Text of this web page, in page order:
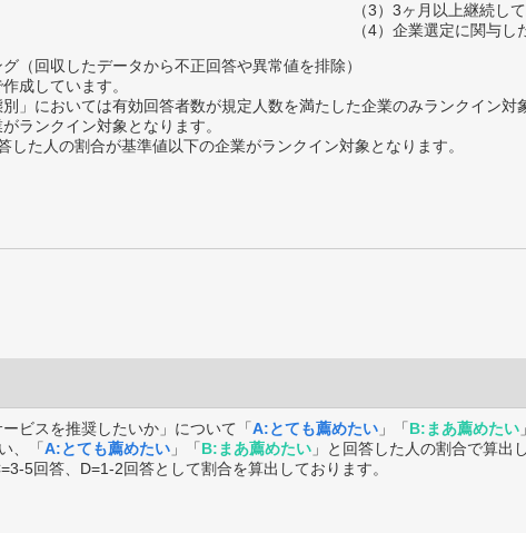
（3）3ヶ月以上継続し
（4）企業選定に関与し
（回収したデータから不正回答や異常値を排除）
成しています。
」においては有効回答者数が規定人数を満たした企業のみランクイン対
ランクイン対象となります。
た人の割合が基準値以下の企業がランクイン対象となります。
ビスを推奨したいか」について「A:とても薦めたい 」「B:まあ薦めたい
、「A:とても薦めたい 」「B:まあ薦めたい 」と回答した人の割合で算出
5回答、D=1-2回答として割合を算出しております。